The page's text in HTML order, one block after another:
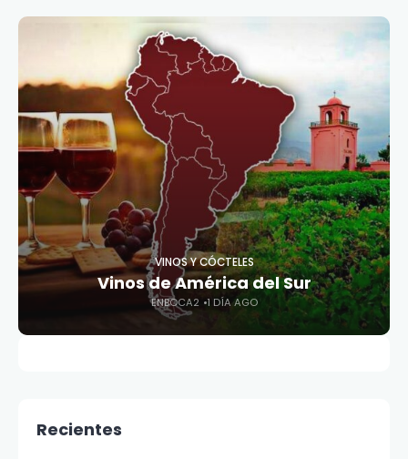
VINOS Y CÓCTELES
Vinos de América del Sur
ENBOCA2 1 DÍA AGO
Recientes